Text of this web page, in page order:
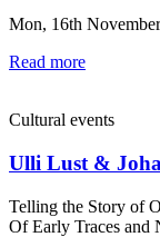
Mon, 16th
Read more
Cultural events
Ulli Lust &
Telling the Story of
Of Early Traces and